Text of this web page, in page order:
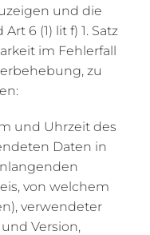
und die
6 (1) lit f) 1. Satz
im Fehlerfall
zu
und Uhrzeit des
Daten in
von welchem
verwendeter
Version,